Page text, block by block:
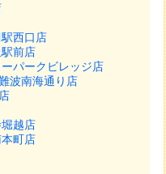
西口店
前店
パークビレッジ店
波南海通り店
越店
町店